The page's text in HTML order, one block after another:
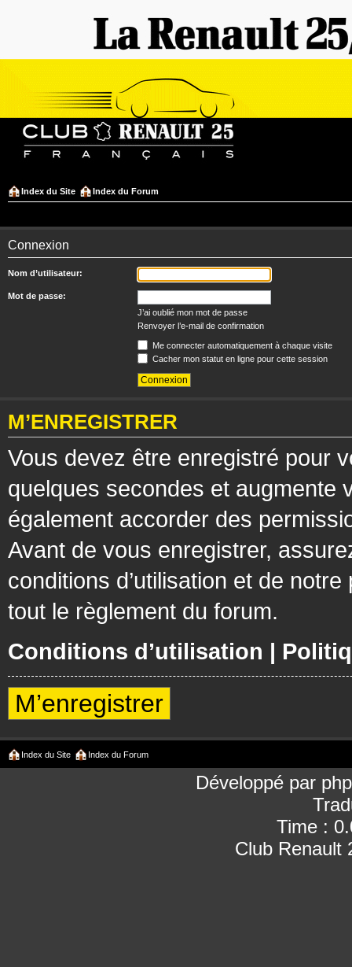
Index du Site Index du Forum
Connexion
Nom d’utilisateur:
Mot de passe:
J’ai oublié mon mot de passe
Renvoyer l’e-mail de confirmation
Me connecter automatiquement à chaque visite
Cacher mon statut en ligne pour cette session
M’ENREGISTRER
Vous devez être enregistré pour
quelques secondes et augmente
également accorder des
Avant de vous enregistrer,
conditions d’utilisation et de
tout le règlement du forum.
Conditions d’utilisation |
M’enregistrer
Index du Site Index du Forum
Développé par
Time :
Club Renault